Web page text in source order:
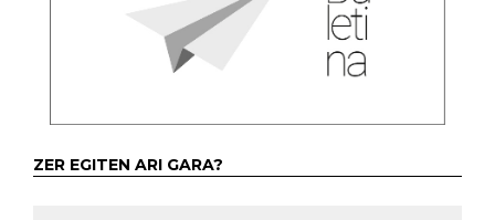
ZER EGITEN ARI GARA?